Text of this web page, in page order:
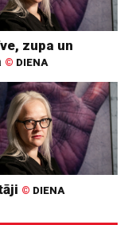
zupa un
© DIENA
© DIENA